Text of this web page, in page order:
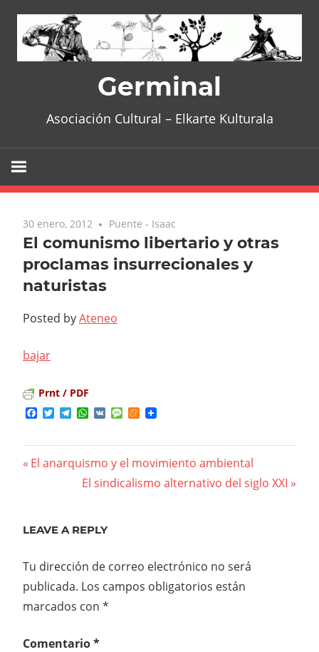
content
Germinal
Asociación Cultural – Elkarte Kulturala
30 enero, 2012 No comments
Puente - Isaac
El comunismo libertario y otras
proclamas insurrecionales y
naturistas
Posted byAteneo
bajar
Prnt / PDF
Facebook
TwitterTelegram
WhatsApp
VK MessageMeneame
Navegación
entradas
Previous
El anarquismo y el movimiento ambiental
Next
El sindicalismo alternativo del siglo XXI
LEAVE A REPLY
Tu dirección de correo electrónico no será
publicada. Los campos obligatorios están
marcados con *
Comentario*